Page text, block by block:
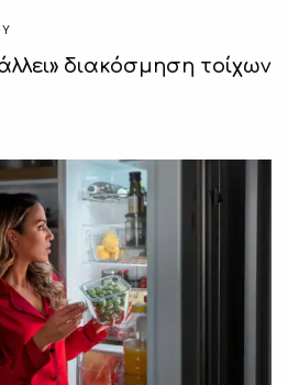
διακόσμηση τοίχων